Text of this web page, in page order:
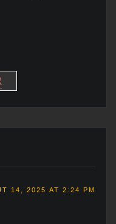
14, 2025 AT 2:24 PM